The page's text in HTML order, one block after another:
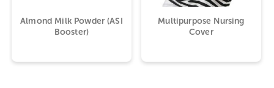
Almond Milk Powder (ASI
Booster)
Multipurpose Nursing
Cover